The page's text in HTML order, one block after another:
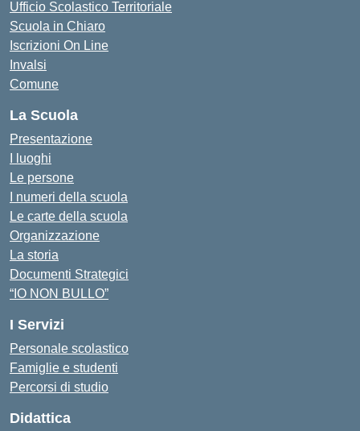
Ufficio Scolastico Territoriale
Scuola in Chiaro
Iscrizioni On Line
Invalsi
Comune
La Scuola
Presentazione
I luoghi
Le persone
I numeri della scuola
Le carte della scuola
Organizzazione
La storia
Documenti Strategici
“IO NON BULLO”
I Servizi
Personale scolastico
Famiglie e studenti
Percorsi di studio
Didattica